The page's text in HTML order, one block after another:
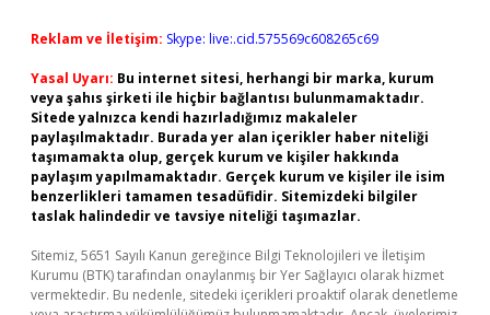
Reklam ve İletişim: Skype: live:.cid.575569c608265c69
Yasal Uyarı: Bu internet sitesi, herhangi bir marka, kurum
veya şahıs şirketi ile hiçbir bağlantısı bulunmamaktadır.
Sitede yalnızca kendi hazırladığımız makaleler
paylaşılmaktadır. Burada yer alan içerikler haber niteliği
taşımamakta olup, gerçek kurum ve kişiler hakkında
paylaşım yapılmamaktadır. Gerçek kurum ve kişiler ile isim
benzerlikleri tamamen tesadüfidir. Sitemizdeki bilgiler
taslak halindedir ve tavsiye niteliği taşımazlar.
Sitemiz, 5651 Sayılı Kanun gereğince Bilgi Teknolojileri ve İletişim
Kurumu (BTK) tarafından onaylanmış bir Yer Sağlayıcı olarak hizmet
vermektedir. Bu nedenle, sitedeki içerikleri proaktif olarak denetleme